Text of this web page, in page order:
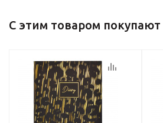
С этим товаром покупают
конфидициальности
конфидициальности